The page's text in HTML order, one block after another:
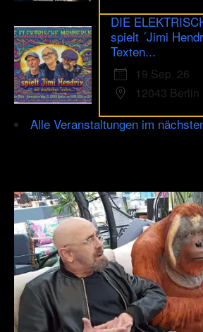
DIE
spielt ´Jimi
Texten...
19 Sep. 26
12043 Berlin
Alle Veranstaltungen im